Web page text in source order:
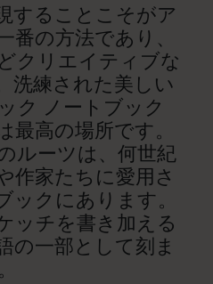
することこそがア
の方法であり、
クリエイティブな
洗練された美しい
ク ノートブック
高の場所です。
ルーツは、何世紀
作家たちに愛用さ
ックにあります。
ッチを書き加える
の一部として刻ま